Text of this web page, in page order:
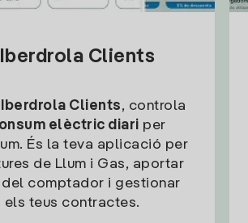
Clients
Clients, controla
elèctric diari per
És la teva aplicació per
de Llum i Gas, aportar
comptador i gestionar
els teus contractes.